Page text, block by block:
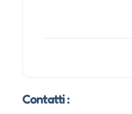
Contatti :